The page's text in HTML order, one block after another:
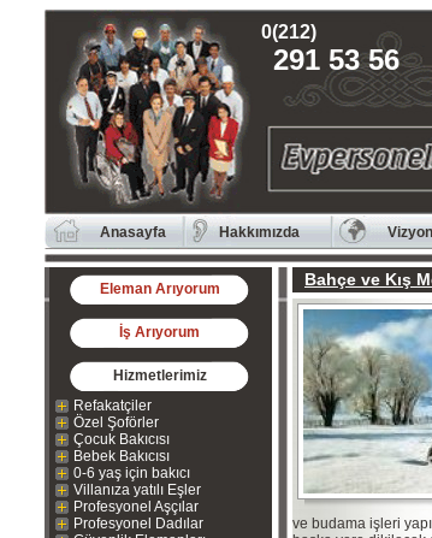
0(212)
291 53 56
Anasayfa Hakkımızda
Eleman Arıyorum
İş Arıyorum
Hizmetlerimiz
Refakatçiler
Özel Şoförler
Çocuk Bakıcısı
Bebek Bakıcısı
0-6 yaş için bakıcı
Villanıza yatılı Eşler
Profesyonel Aşçılar
Profesyonel Dadılar
Bahçe ve Kış
ve budama işleri